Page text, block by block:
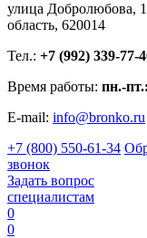
улица Добролюбова,
область, 620014
Тел.: +7 (992) 339-77-
Время работы: пн.-
E-mail: info@bronko.ru
+7 (800) 550-61-34
звонок
Задать вопрос
специалистам
0
0